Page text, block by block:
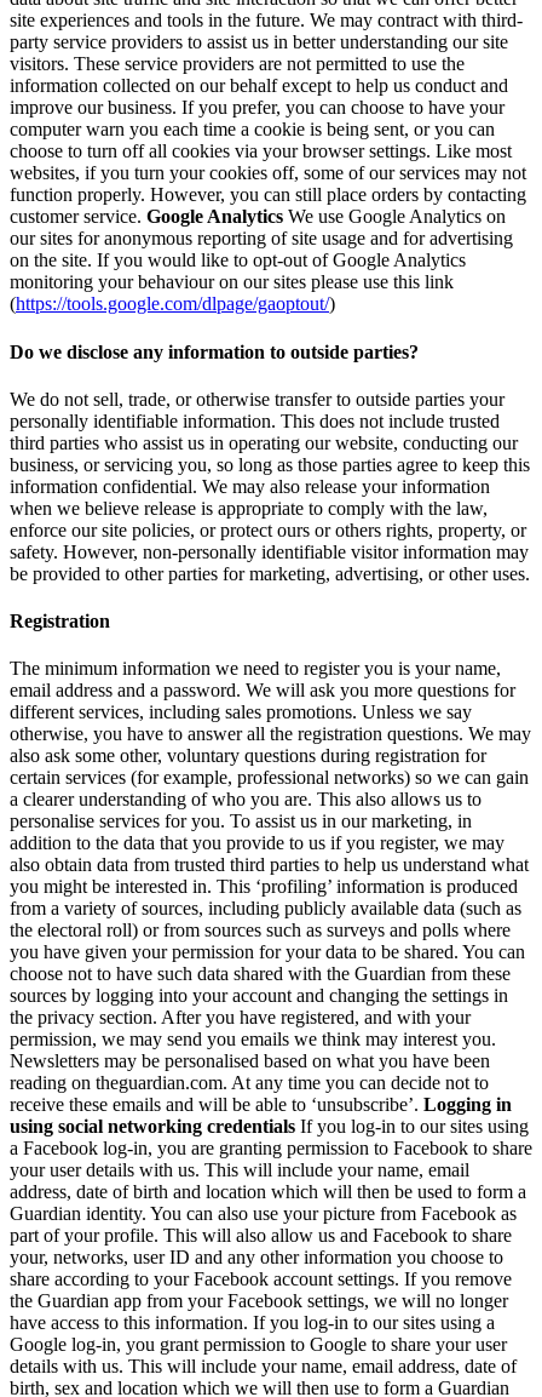
site experiences and tools in the future. We may contract with third-
party service providers to assist us in better understanding our site
visitors. These service providers are not permitted to use the
information collected on our behalf except to help us conduct and
improve our business. If you prefer, you can choose to have your
computer warn you each time a cookie is being sent, or you can
choose to turn off all cookies via your browser settings. Like most
websites, if you turn your cookies off, some of our services may not
function properly. However, you can still place orders by contacting
customer service. Google Analytics We use Google Analytics on
our sites for anonymous reporting of site usage and for advertising
on the site. If you would like to opt-out of Google Analytics
monitoring your behaviour on our sites please use this link
(https://tools.google.com/dlpage/gaoptout/)
Do we disclose any information to outside parties?
We do not sell, trade, or otherwise transfer to outside parties your
personally identifiable information. This does not include trusted
third parties who assist us in operating our website, conducting our
business, or servicing you, so long as those parties agree to keep this
information confidential. We may also release your information
when we believe release is appropriate to comply with the law,
enforce our site policies, or protect ours or others rights, property, or
safety. However, non-personally identifiable visitor information may
be provided to other parties for marketing, advertising, or other uses.
Registration
The minimum information we need to register you is your name,
email address and a password. We will ask you more questions for
different services, including sales promotions. Unless we say
otherwise, you have to answer all the registration questions. We may
also ask some other, voluntary questions during registration for
certain services (for example, professional networks) so we can gain
a clearer understanding of who you are. This also allows us to
personalise services for you. To assist us in our marketing, in
addition to the data that you provide to us if you register, we may
also obtain data from trusted third parties to help us understand what
you might be interested in. This ‘profiling’ information is produced
from a variety of sources, including publicly available data (such as
the electoral roll) or from sources such as surveys and polls where
you have given your permission for your data to be shared. You can
choose not to have such data shared with the Guardian from these
sources by logging into your account and changing the settings in
the privacy section. After you have registered, and with your
permission, we may send you emails we think may interest you.
Newsletters may be personalised based on what you have been
reading on theguardian.com. At any time you can decide not to
receive these emails and will be able to ‘unsubscribe’. Logging in
using social networking credentials If you log-in to our sites using
a Facebook log-in, you are granting permission to Facebook to share
your user details with us. This will include your name, email
address, date of birth and location which will then be used to form a
Guardian identity. You can also use your picture from Facebook as
part of your profile. This will also allow us and Facebook to share
your, networks, user ID and any other information you choose to
share according to your Facebook account settings. If you remove
the Guardian app from your Facebook settings, we will no longer
have access to this information. If you log-in to our sites using a
Google log-in, you grant permission to Google to share your user
details with us. This will include your name, email address, date of
birth, sex and location which we will then use to form a Guardian